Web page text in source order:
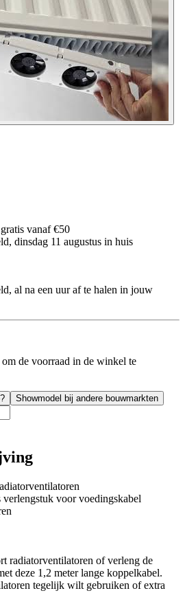
vanaf €50
dinsdag 11 augustus in huis
al na een uur af te halen in jouw
de voorraad in de winkel te
Showmodel bij andere bouwmarkten
voor voedingskabel
radiatorventilatoren of verleng de
deze 1,2 meter lange koppelkabel.
tegelijk wilt gebruiken of extra